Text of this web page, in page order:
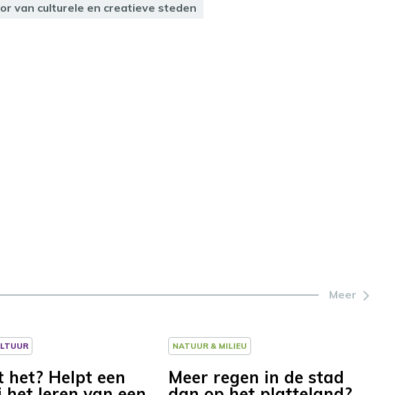
van culturele en creatieve steden
Meer
het? Helpt een
NATUUR & MILIEU
Meer regen in de stad